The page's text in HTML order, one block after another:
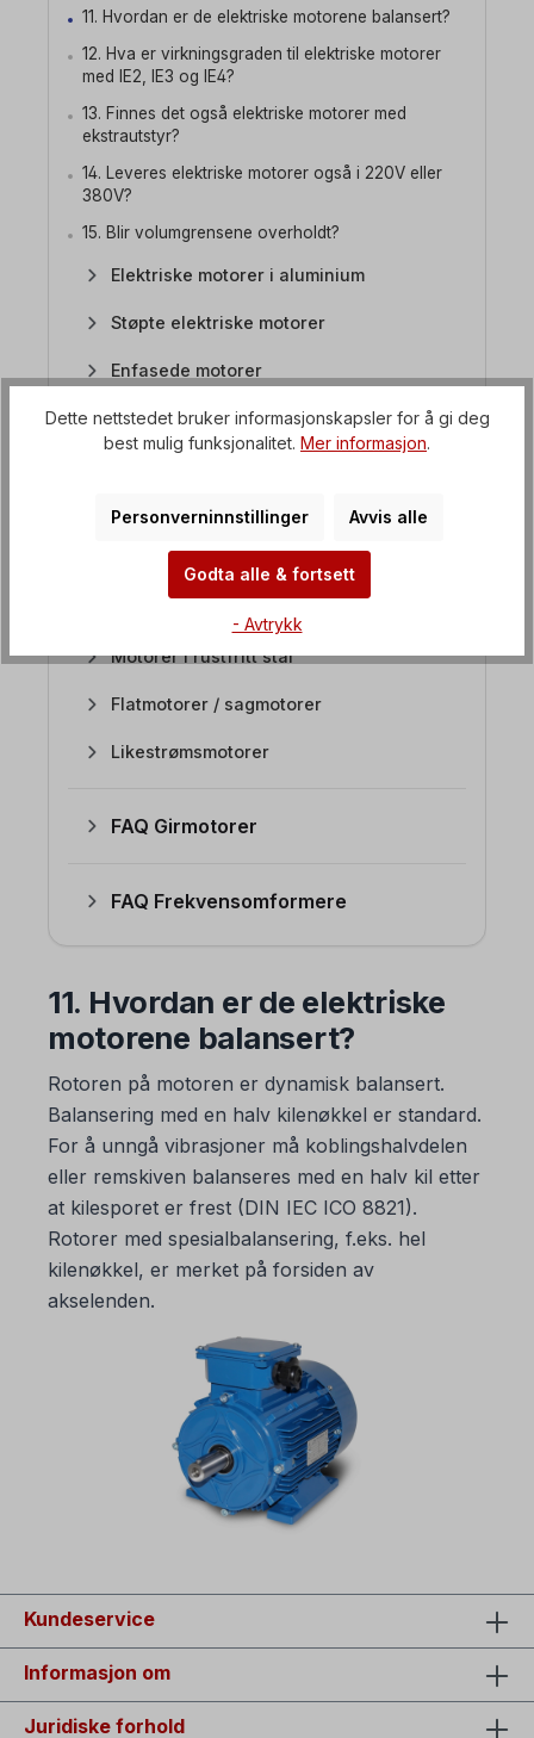
11. Hvordan er de elektriske motorene balansert?
12. Hva er virkningsgraden til elektriske motorer
med IE2, IE3 og IE4?
13. Finnes det også elektriske motorer med
ekstrautstyr?
14. Leveres elektriske motorer også i 220V eller
380V?
15. Blir volumgrensene overholdt?
Elektriske motorer i aluminium
Støpte elektriske motorer
Enfasede motorer
Polskiftende elektriske motorer
Bremsemotorer
Sirkelsagmotorer
Motorer i rustfritt stål
Flatmotorer / sagmotorer
Likestrømsmotorer
FAQ Girmotorer
FAQ Frekvensomformere
11. Hvordan er de elektriske
motorene balansert?
Rotoren på motoren er dynamisk balansert.
Balansering med en halv kilenøkkel er standard.
For å unngå vibrasjoner må koblingshalvdelen
eller remskiven balanseres med en halv kil etter
at kilesporet er frest (DIN IEC ICO 8821).
Rotorer med spesialbalansering, f.eks. hel
kilenøkkel, er merket på forsiden av
akselenden.
Kundeservice
Informasjon om
Juridiske forhold
Dette nettstedet bruker informasjonskapsler for å gi deg
best mulig funksjonalitet. Mer informasjon.
Personverninnstillinger Avvis alle
Godta alle & fortsett
- Avtrykk